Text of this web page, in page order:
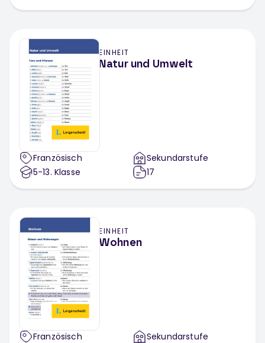
EINHEIT
Natur und Umwelt
Französisch
5-13. Klasse
Sekundarstufe
17
EINHEIT
Wohnen
Französisch
Sekundarstufe